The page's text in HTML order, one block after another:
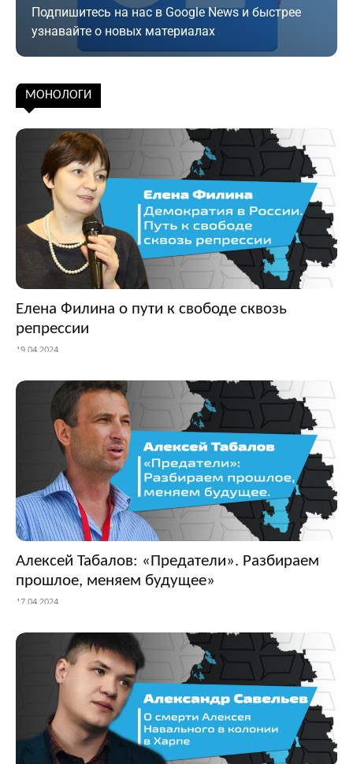
Подпишитесь на нас в Google News и быстрее
узнавайте о новых материалах
Подписаться
МОНОЛОГИ
Елена Филина о пути к свободе сквозь
репрессии
19.04.2024
Алексей Табалов: «Предатели». Разбираем
прошлое, меняем будущее»
17.04.2024